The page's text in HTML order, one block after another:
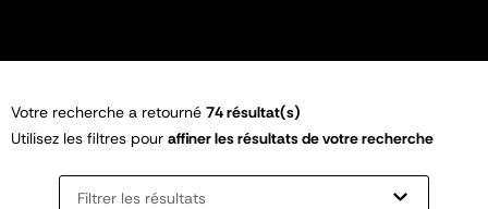
Votre recherche a retourné 74 résultat(s)
Utilisez les filtres pour affiner les résultats de votre recherche
Filtrer les résultats